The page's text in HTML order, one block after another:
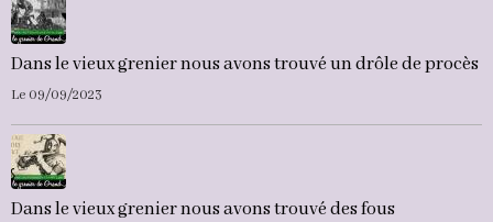
Dans le vieux grenier nous avons trouvé un drôle de procès
Le 09/09/2023
Dans le vieux grenier nous avons trouvé des fous